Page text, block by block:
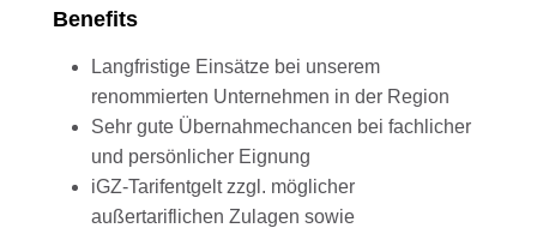
Benefits
Langfristige Einsätze bei unserem
renommierten Unternehmen in der Region
Sehr gute Übernahmechancen bei fachlicher
und persönlicher Eignung
iGZ-Tarifentgelt zzgl. möglicher
außertariflichen Zulagen sowie